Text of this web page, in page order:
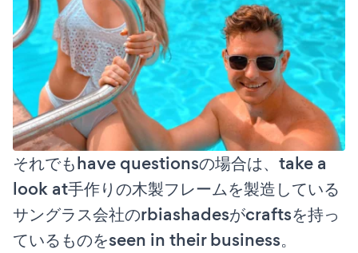
それでもhave questionsの場合は、take a
look at手作りの木製フレームを製造している
サングラス会社のrbiashadesがcraftsを持っ
ているものをseen in their business。